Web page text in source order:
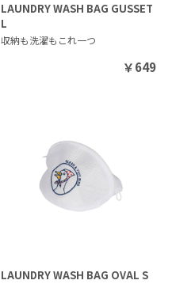
LAUNDRY WASH BAG GUSSET
L
収納も洗濯もこれ一つ
￥649
LAUNDRY WASH BAG OVAL S